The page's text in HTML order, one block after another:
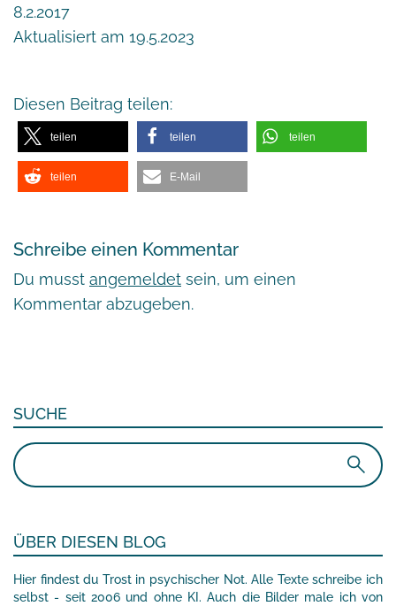
8.2.2017
Aktualisiert am 19.5.2023
Diesen Beitrag teilen:
teilen teilen teilen
teilen E-Mail
Schreibe einen Kommentar
Du musst angemeldet sein, um einen
Kommentar abzugeben.
SUCHE
Suchen
nach:
ÜBER DIESEN BLOG
Hier findest du Trost in psychischer Not. Alle Texte schreibe ich
selbst - seit 2006 und ohne KI. Auch die Bilder male ich von